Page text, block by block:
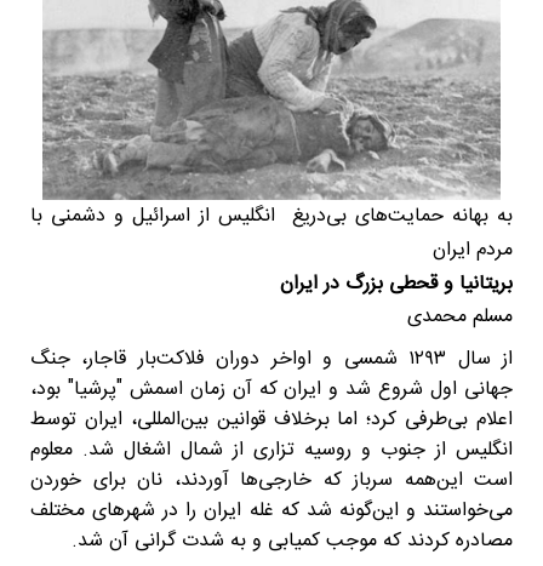
به بهانه حمایت‌های بی‌دریغ انگلیس از اسرائیل و دشمنی با
مردم ایران
بریتانیا و قحطی بزرگ در ایران
مسلم محمدی
از سال ۱۲۹۳ شمسی و اواخر دوران فلاکت‌بار قاجار، جنگ
جهانی اول شروع شد و ایران که آن زمان اسمش "پرشیا" بود،
اعلام بی‌طرفی کرد؛ اما برخلاف قوانین بین‌المللی، ایران توسط
انگلیس از جنوب و روسیه تزاری از شمال اشغال شد. معلوم
است این‌همه سرباز که خارجی‌ها آوردند، نان برای خوردن
می‌خواستند و این‌گونه شد که غله ایران را در شهرهای مختلف
مصادره کردند که موجب کمیابی و به شدت گرانی آن شد.